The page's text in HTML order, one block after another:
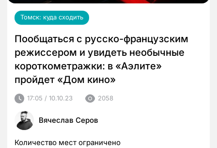
Томск: куда сходить
Пообщаться с русско-французским
режиссером и увидеть необычные
короткометражки: в «Аэлите»
пройдет «Дом кино»
17:05 / 10.10.23 2058
Вячеслав Серов
Количество мест ограничено